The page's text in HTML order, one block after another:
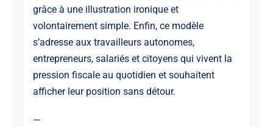
grâce à une illustration ironique et
volontairement simple. Enfin, ce modèle
s’adresse aux travailleurs autonomes,
entrepreneurs, salariés et citoyens qui vivent la
pression fiscale au quotidien et souhaitent
afficher leur position sans détour.
—